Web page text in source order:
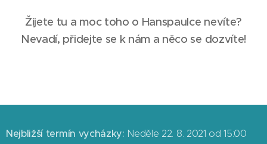
Žijete tu a moc toho o Hanspaulce nevíte?
Nevadí, přidejte se k nám a něco se dozvíte!
Nejbližší termín vycházky: Neděle 22. 8. 2021 od 15:00